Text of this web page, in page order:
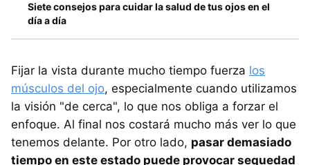
Siete consejos para cuidar la salud de tus ojos en el
día a día
Fijar la vista durante mucho tiempo fuerza los
músculos del ojo, especialmente cuando utilizamos
la visión "de cerca", lo que nos obliga a forzar el
enfoque. Al final nos costará mucho más ver lo que
tenemos delante. Por otro lado, pasar demasiado
tiempo en este estado puede provocar sequedad